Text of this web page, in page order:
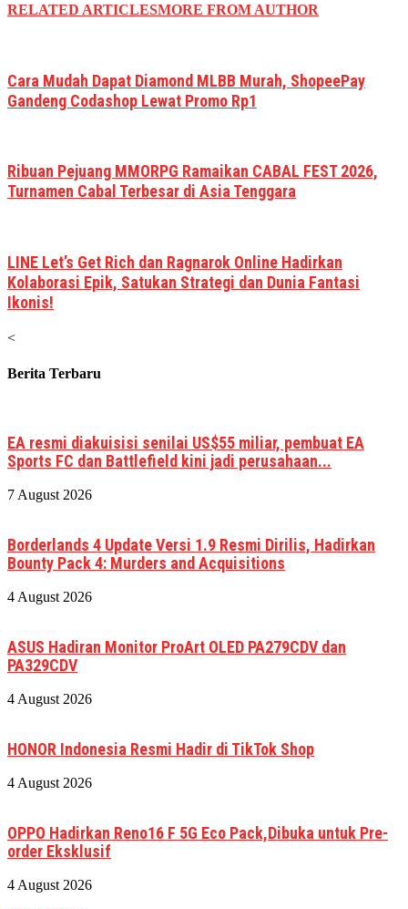
RELATED ARTICLESMORE FROM AUTHOR
Cara Mudah Dapat Diamond MLBB Murah, ShopeePay
Gandeng Codashop Lewat Promo Rp1
Ribuan Pejuang MMORPG Ramaikan CABAL FEST 2026,
Turnamen Cabal Terbesar di Asia Tenggara
LINE Let’s Get Rich dan Ragnarok Online Hadirkan
Kolaborasi Epik, Satukan Strategi dan Dunia Fantasi
Ikonis!
<
Berita Terbaru
EA resmi diakuisisi senilai US$55 miliar, pembuat EA
Sports FC dan Battlefield kini jadi perusahaan...
7 August 2026
Borderlands 4 Update Versi 1.9 Resmi Dirilis, Hadirkan
Bounty Pack 4: Murders and Acquisitions
4 August 2026
ASUS Hadiran Monitor ProArt OLED PA279CDV dan
PA329CDV
4 August 2026
HONOR Indonesia Resmi Hadir di TikTok Shop
4 August 2026
OPPO Hadirkan Reno16 F 5G Eco Pack,Dibuka untuk Pre-
order Eksklusif
4 August 2026